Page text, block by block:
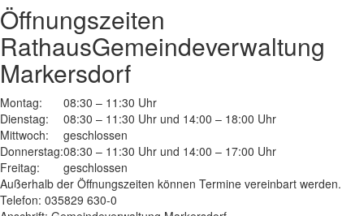
Öffnungszeiten
RathausGemeindeverwaltung
Markersdorf
Montag:
08:30 – 11:30 Uhr
Dienstag:
08:30 – 11:30 Uhr und 14:00 – 18:00 Uhr
Mittwoch:
geschlossen
Donnerstag:08:30 – 11:30 Uhr und 14:00 – 17:00 Uhr
Freitag:
geschlossen
Außerhalb der Öffnungszeiten können Termine vereinbart werden.
Telefon: 035829 630-0